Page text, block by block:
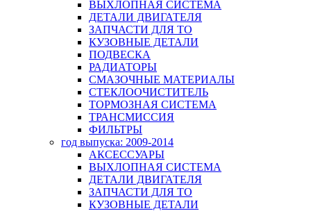
ВЫХЛОПНАЯ СИСТЕМА
ДЕТАЛИ ДВИГАТЕЛЯ
ЗАПЧАСТИ ДЛЯ ТО
КУЗОВНЫЕ ДЕТАЛИ
ПОДВЕСКА
РАДИАТОРЫ
СМАЗОЧНЫЕ МАТЕРИАЛЫ
СТЕКЛООЧИСТИТЕЛЬ
ТОРМОЗНАЯ СИСТЕМА
ТРАНСМИССИЯ
ФИЛЬТРЫ
год выпуска: 2009-2014
АКСЕССУАРЫ
ВЫХЛОПНАЯ СИСТЕМА
ДЕТАЛИ ДВИГАТЕЛЯ
ЗАПЧАСТИ ДЛЯ ТО
КУЗОВНЫЕ ДЕТАЛИ